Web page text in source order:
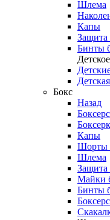
Шлема
Капы
Защита
Бинты
Детское
Бокс
Назад
Капы
Шорты
Шлема
Защита
Майки
Бинты